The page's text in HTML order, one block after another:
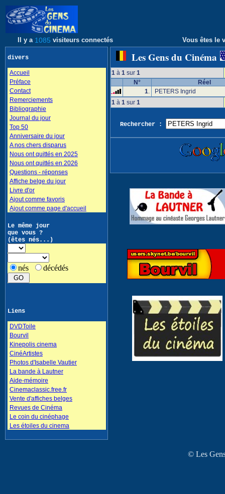
Il y a 1085 visiteurs connectés Vous êtes le
divers
Accueil
Préface
Contact
Remerciements
Bibliographie
Journal du jour
Top 50
Anniversaire du jour
A nos chers disparus
Nous ont quittés en 2025
Nous ont quittés en 2026
Questions - réponses
Affiche belge du jour
Livre d'or
Ajout comme favoris
Ajout comme page d'accueil
Le même jour
que vous ?
(êtes nés...)
nés décédés
Liens
DVDToile
Bourvil
Kinepolis cinema
CinéArtistes
Photos d'Isabelle Vautier
La bande à Lautner
Aide-mémoire
Cinemaclassic.free.fr
Vente d'affiches belges
Revues de Cinéma
Le coin du cinéphage
Les étoiles du cinema
Les Gens du Cinéma
1 à 1 sur 1
N°
Réel
1.
PETERS Ingrid
1 à 1 sur 1
Rechercher :
© Les